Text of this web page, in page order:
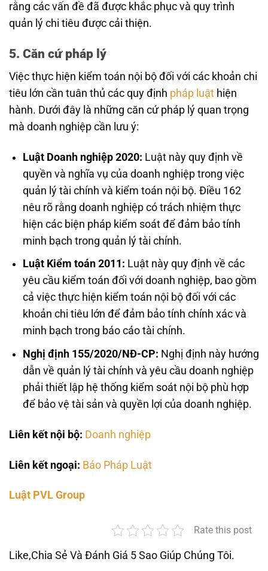
rằng các vấn đề đã được khắc phục và quy trình
quản lý chi tiêu được cải thiện.
5. Căn cứ pháp lý
Việc thực hiện kiểm toán nội bộ đối với các khoản chi
tiêu lớn cần tuân thủ các quy định pháp luật hiện
hành. Dưới đây là những căn cứ pháp lý quan trọng
mà doanh nghiệp cần lưu ý:
Luật Doanh nghiệp 2020: Luật này quy định về
quyền và nghĩa vụ của doanh nghiệp trong việc
quản lý tài chính và kiểm toán nội bộ. Điều 162
nêu rõ rằng doanh nghiệp có trách nhiệm thực
hiện các biện pháp kiểm soát để đảm bảo tính
minh bạch trong quản lý tài chính.
Luật Kiểm toán 2011: Luật này quy định về các
yêu cầu kiểm toán đối với doanh nghiệp, bao gồm
cả việc thực hiện kiểm toán nội bộ đối với các
khoản chi tiêu lớn để đảm bảo tính chính xác và
minh bạch trong báo cáo tài chính.
Nghị định 155/2020/NĐ-CP: Nghị định này hướng
dẫn về quản lý tài chính và yêu cầu doanh nghiệp
phải thiết lập hệ thống kiểm soát nội bộ phù hợp
để bảo vệ tài sản và quyền lợi của doanh nghiệp.
Liên kết nội bộ: Doanh nghiệp
Liên kết ngoại: Báo Pháp Luật
Luật PVL Group
Rate this post
Like,Chia Sẻ Và Đánh Giá 5 Sao Giúp Chúng Tôi.